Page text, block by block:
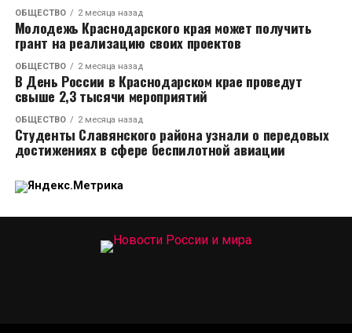
ОБЩЕСТВО 2 месяца назад
Молодежь Краснодарского края может получить
грант на реализацию своих проектов
ОБЩЕСТВО 2 месяца назад
В День России в Краснодарском крае проведут
свыше 2,3 тысячи мероприятий
ОБЩЕСТВО 2 месяца назад
Студенты Славянского района узнали о передовых
достижениях в сфере беспилотной авиации